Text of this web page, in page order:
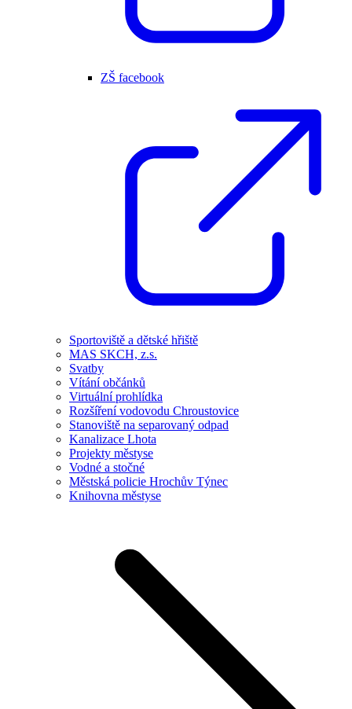
ZŠ facebook
Sportoviště a dětské hřiště
MAS SKCH, z.s.
Svatby
Vítání občánků
Virtuální prohlídka
Rozšíření vodovodu Chroustovice
Stanoviště na separovaný odpad
Kanalizace Lhota
Projekty městyse
Vodné a stočné
Městská policie Hrochův Týnec
Knihovna městyse